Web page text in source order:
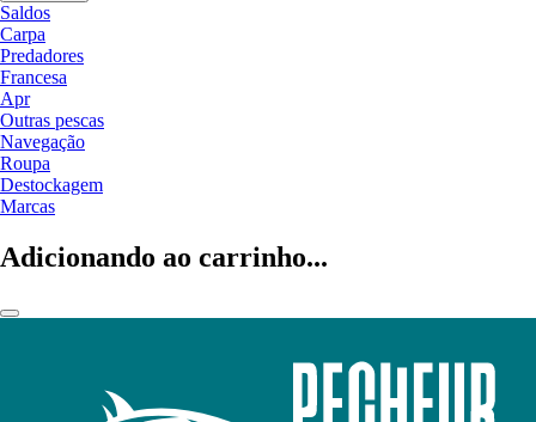
Saldos
Carpa
Predadores
Francesa
Apr
Outras pescas
Navegação
Roupa
Destockagem
Marcas
Adicionando ao carrinho...